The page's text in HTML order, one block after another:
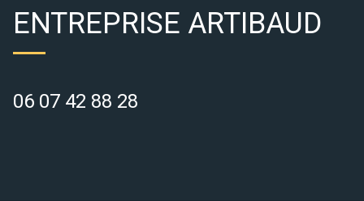
ENTREPRISE ARTIBAUD
06 07 42 88 28